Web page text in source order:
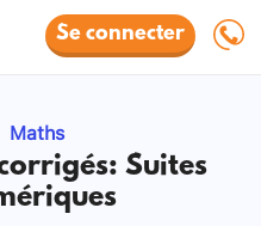
Se connecter
Maths
Suites